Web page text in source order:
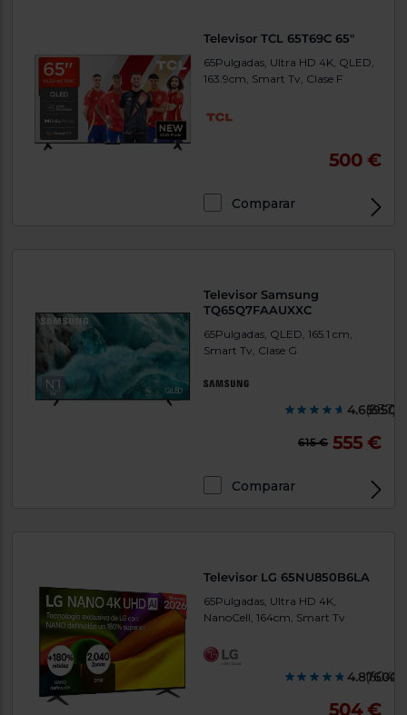
Televisor TCL 65T69C 65"
65Pulgadas, Ultra HD 4K, QLED,
163.9cm, Smart Tv, Clase F
500 €
Comparar
Televisor Samsung
TQ65Q7FAAUXXC
65Pulgadas, QLED, 165.1 cm,
Smart Tv, Clase G
(837)
615 € 555 €
Comparar
Televisor LG 65NU850B6LA
65Pulgadas, Ultra HD 4K,
NanoCell, 164cm, Smart Tv
(6048)
504 €